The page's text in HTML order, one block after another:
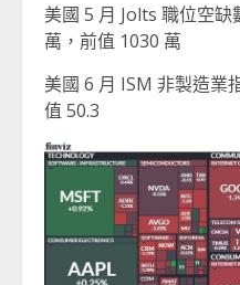
美國 5 月 Jolts 職位空
萬，前值 1030 萬
美國 6 月 ISM 非製造業
值 50.3